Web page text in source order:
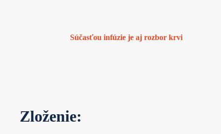
Súčasťou infúzie je aj rozbor krvi
Zloženie: